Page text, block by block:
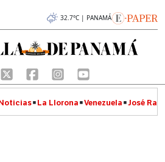
32.7°C | PANAMÁ
La Llorona Venezuela José